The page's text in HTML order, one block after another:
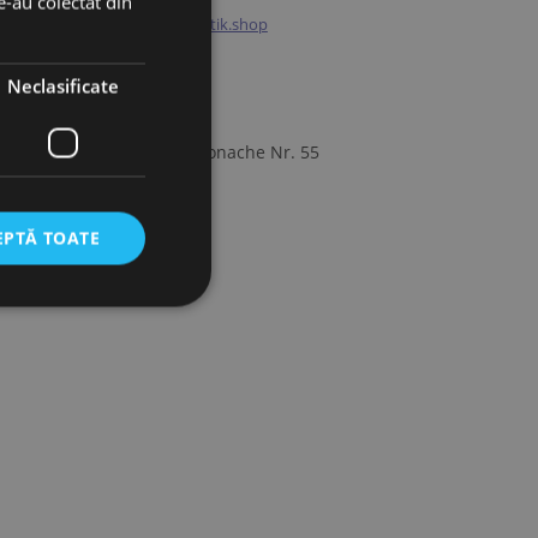
office@visagistik.shop
Luni - Vineri
Strada Andronache Nr. 55
Neclasificate
TOATE